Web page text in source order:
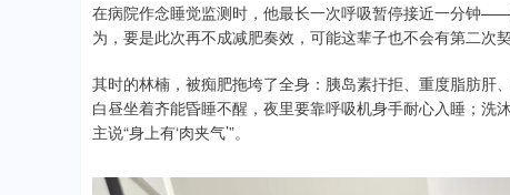
在病院作念睡觉监测时，他最长一次呼吸暂停接近一分钟
为，要是此次再不成减肥奏效，可能这辈子也不会有第二
其时的林楠，被痴肥拖垮了全身：胰岛素扞拒、重度脂肪
白昼坐着齐能昏睡不醒，夜里要靠呼吸机身手耐心入睡；
主说“身上有‘肉夹气’”。